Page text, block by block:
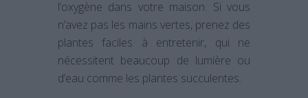
l’oxygène dans votre maison. Si vous
n’avez pas les mains vertes, prenez des
plantes faciles à entretenir, qui ne
nécessitent beaucoup de lumière ou
d’eau comme les plantes succulentes.